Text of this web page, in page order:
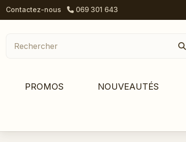
Contactez-nous 069 301 643
PROMOS NOUVEAUTÉS